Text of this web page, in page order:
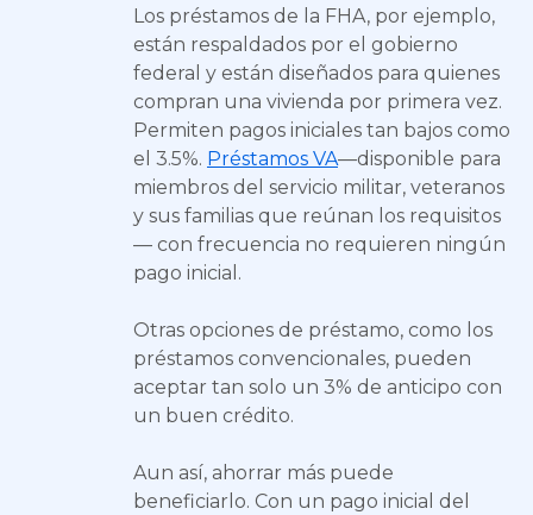
Los préstamos de la FHA, por ejemplo,
están respaldados por el gobierno
federal y están diseñados para quienes
compran una vivienda por primera vez.
Permiten pagos iniciales tan bajos como
el 3.5%. Préstamos VA—disponible para
miembros del servicio militar, veteranos
y sus familias que reúnan los requisitos
— con frecuencia no requieren ningún
pago inicial.
Otras opciones de préstamo, como los
préstamos convencionales, pueden
aceptar tan solo un 3% de anticipo con
un buen crédito.
Aun así, ahorrar más puede
beneficiarlo. Con un pago inicial del